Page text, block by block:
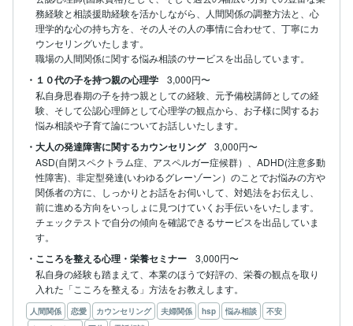
務経験と相談援助経験を活かしながら、人間関係の調整方法と、心
理学的な心の持ち方を、その人その人の事情に合わせて、丁寧にカ
ウンセリングいたします。
職場の人間関係に関する悩み相談のサービスを出品しています。
・１０代の子を持つ親の心理学
3,000円〜
私自身思春期の子を持つ親としての経験、元予備校講師としての経
験、そして公認心理師として心理学の観点から、お子様に関するお
悩み相談や子育て論についてお話しいたします。
・大人の発達障害に関するカウンセリング
3,000円〜
ASD(自閉スペクトラム症、アスペルガー症候群）、ADHD(注意多動
性障害)、非定型発達(いわゆるグレーゾーン）のことでお悩みの方や
関係者の方に、しっかりとお話をお伺いして、対処法をお伝えし、
前に進める方向をいっしょに見つけていくお手伝いをいたします。
チェックテストで自分の傾向を確認できるサービスを出品していま
す。
・こころを整える心理・栄養セミナー
3,000円〜
私自身の経験も踏まえて、本業のほうで好評の、栄養の観点を取り
入れた「こころを整える」方法をお教えします。
人間関係 恋愛 カウンセリング 夫婦関係 hsp 悩み相談
不安